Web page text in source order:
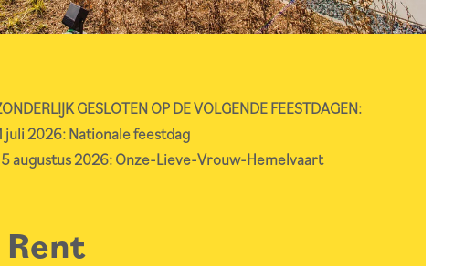
GESLOTEN OP DE VOLGENDE FEESTDAGEN:
juli 2026: Nationale feestdag
augustus 2026: Onze-Lieve-Vrouw-Hemelvaart